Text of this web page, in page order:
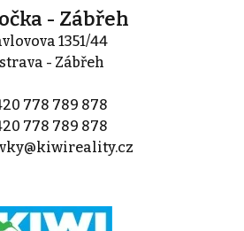
- Zábřeh
1351/44
- Zábřeh
778 789 878
778 789 878